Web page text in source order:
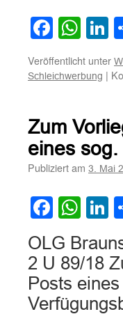
Veröffentlicht unter
Schleichwerbung |
Zum
eines
Publiziert am 3. Mai
OLG
2 U 89/18
Posts